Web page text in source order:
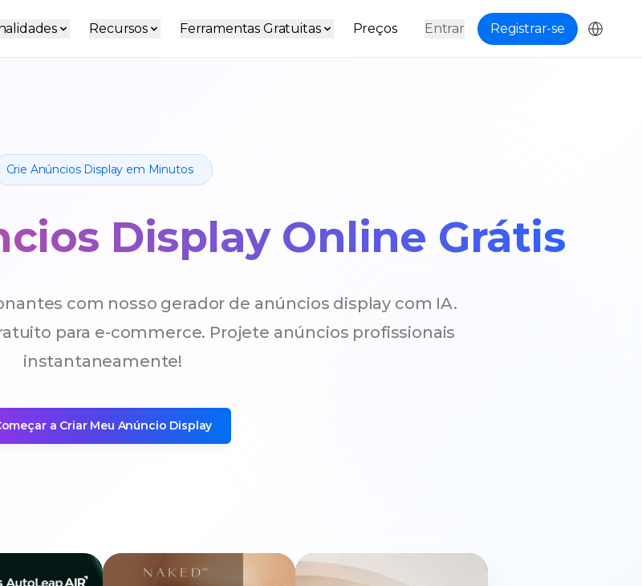
Recursos Ferramentas Gratuitas Preços Entrar Registrar-se
Crie Anúncios Display em Minutos
Display Online Grátis
com nosso gerador de anúncios display com IA.
para e-commerce. Projete anúncios profissionais
instantaneamente!
a Criar Meu Anúncio Display